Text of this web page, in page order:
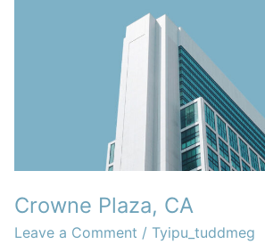
Crowne Plaza, CA
Leave a Comment / Tyipu_tuddmeg